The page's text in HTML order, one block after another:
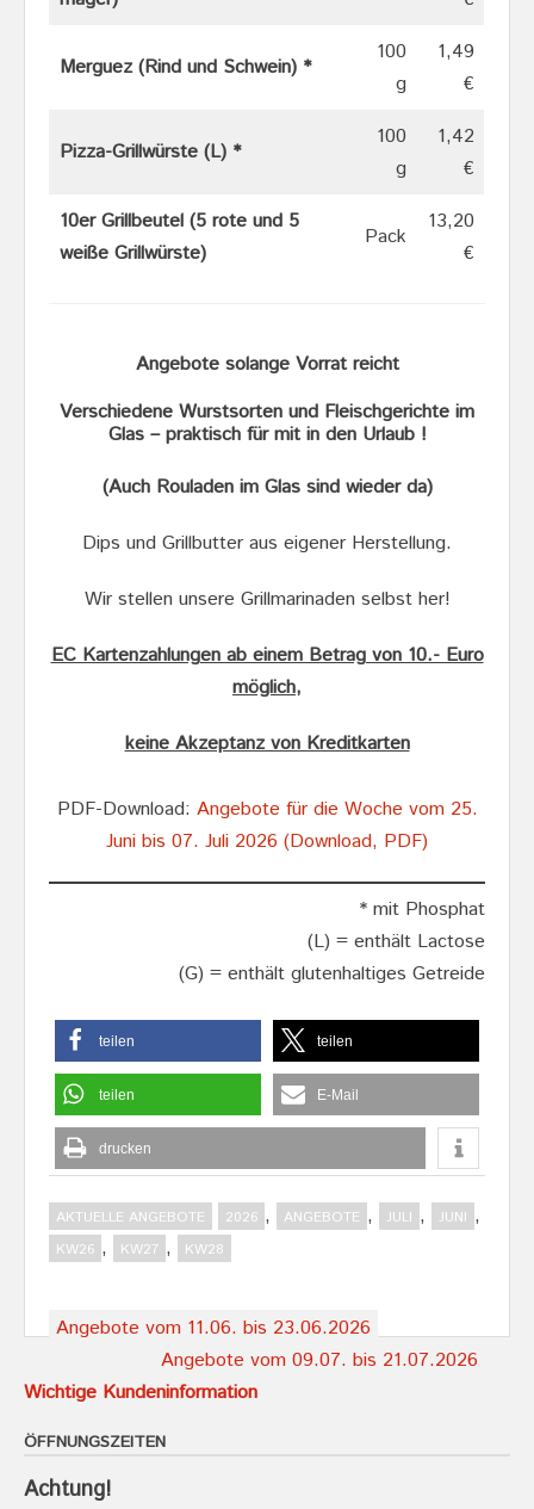
Merguez (Rind und Schwein) *
100
g
1,49
€
Pizza-Grillwürste (L) *
100
g
1,42
€
10er Grillbeutel (5 rote und 5
weiße Grillwürste)
Pack
13,20
€
Angebote solange Vorrat reicht
Verschiedene Wurstsorten und Fleischgerichte im
Glas – praktisch für mit in den Urlaub !
(Auch Rouladen im Glas sind wieder da)
Dips und Grillbutter aus eigener Herstellung.
Wir stellen unsere Grillmarinaden selbst her!
EC Kartenzahlungen ab einem Betrag von 10.- Euro
möglich,
keine Akzeptanz von Kreditkarten
PDF-Download: Angebote für die Woche vom 25.
Juni bis 07. Juli 2026 (Download, PDF)
* mit Phosphat
(L) = enthält Lactose
(G) = enthält glutenhaltiges Getreide
teilen teilen
teilen E-Mail
drucken
AKTUELLE ANGEBOTE 2026 , ANGEBOTE , JULI , JUNI ,
KW26 , KW27 , KW28
Post
Angebote vom 11.06. bis 23.06.2026
Angebote vom 09.07. bis 21.07.2026
Wichtige Kundeninformation
ÖFFNUNGSZEITEN
Achtung!